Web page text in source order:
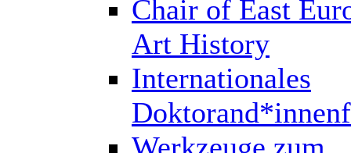
Chair of East
Art History
Internationales